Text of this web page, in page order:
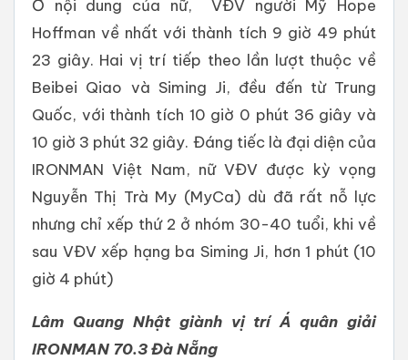
Ở nội dung của nữ, VĐV người Mỹ Hope
Hoffman về nhất với thành tích 9 giờ 49 phút
23 giây. Hai vị trí tiếp theo lần lượt thuộc về
Beibei Qiao và Siming Ji, đều đến từ Trung
Quốc, với thành tích 10 giờ 0 phút 36 giây và
10 giờ 3 phút 32 giây. Đáng tiếc là đại diện của
IRONMAN Việt Nam, nữ VĐV được kỳ vọng
Nguyễn Thị Trà My (MyCa) dù đã rất nỗ lực
nhưng chỉ xếp thứ 2 ở nhóm 30-40 tuổi, khi về
sau VĐV xếp hạng ba Siming Ji, hơn 1 phút (10
giờ 4 phút)
Lâm Quang Nhật giành vị trí Á quân giải
IRONMAN 70.3 Đà Nẵng